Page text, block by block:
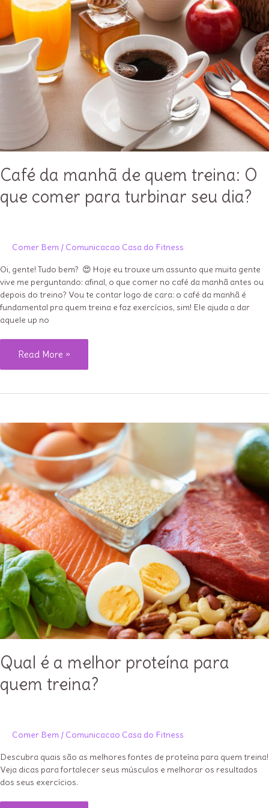
Café da manhã de quem treina: O
que comer para turbinar seu dia?
Comer Bem / Comunicacao Casa do Fitness
Oi, gente! Tudo bem? 😍 Hoje eu trouxe um assunto que muita gente
vive me perguntando: afinal, o que comer no café da manhã antes ou
depois do treino? Vou te contar logo de cara: o café da manhã é
fundamental pra quem treina e faz exercícios, sim! Ele ajuda a dar
aquele up no
Café
da
treina:
O
que
comer
para
turbinar
seu
dia?
Read More »
Qual é a melhor proteína para
quem treina?
Comer Bem / Comunicacao Casa do Fitness
Descubra quais são as melhores fontes de proteína para quem treina!
Veja dicas para fortalecer seus músculos e melhorar os resultados
dos seus exercícios.